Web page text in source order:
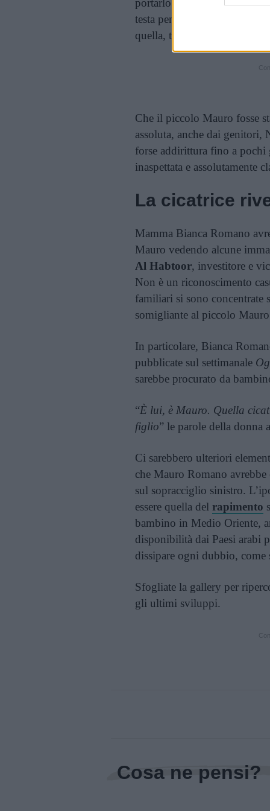
portarlo via,
Vittorio
testa pende l’accusa di
quella, terribile, di omicidio.
Che il piccolo Mauro fosse
assoluta, anche dai genitori,
forse addirittura fino a pochi
inaspettata e assolutamente
La cicatrice
Mamma Bianca Romano
Mauro vedendo alcune
Al Habtoor, investitore e
Non è un riconoscimento
familiari si sono concentrate
somigliante al piccolo
In particolare, Bianca
pubblicate sul settimanale
sarebbe procurato da
“È lui, è Mauro. Quella
figlio” le parole della donna
Ci sarebbero ulteriori
che Mauro Romano
sul sopracciglio sinistro.
essere quella del rapimento
bambino in Medio Oriente,
disponibilità dai Paesi arabi
dissipare ogni dubbio, come
Sfogliate la gallery per
gli ultimi sviluppi.
Cosa ne pensi?